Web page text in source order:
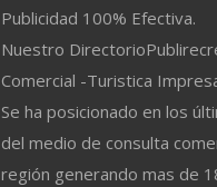
Publicidad 100% Efectiva.
Nuestro
Comercial -Turistica
Se ha posicionado en los
del medio de consulta
región generando mas de